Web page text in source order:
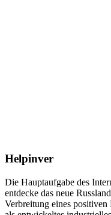
Helpinver
Die Hauptaufgabe des
entdecke das neue
Verbreitung eines positiven